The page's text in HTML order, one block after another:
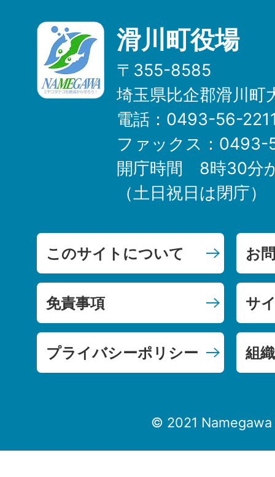
滑川町役場
〒355-8585
埼玉県比企郡滑川町
電話：0493-56-
ファックス：
開庁時間 8時30分
（土日祝日は閉庁）
このサイトについて お
免責事項 サ
プライバシーポリシー 組
© 2021 Namegawa